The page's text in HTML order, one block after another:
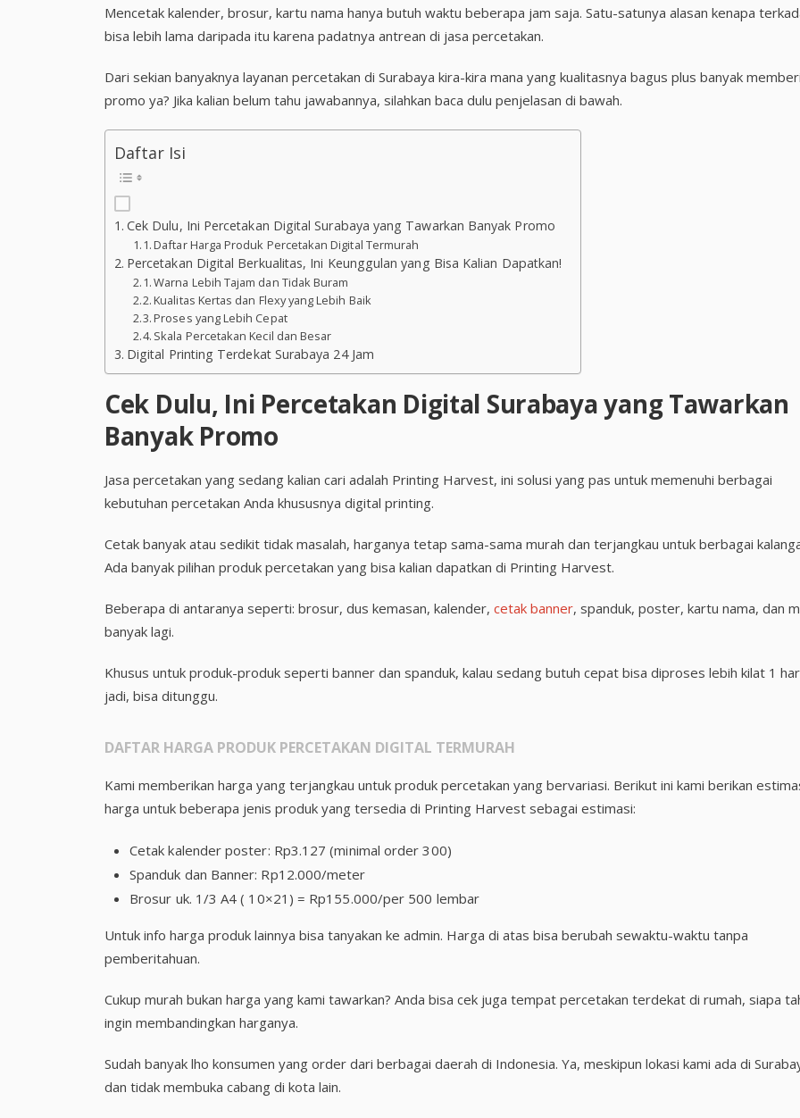
Mencetak kalender, brosur, kartu nama hanya butuh waktu beberapa jam saja. Satu-satunya alasan kenapa
bisa lebih lama daripada itu karena padatnya antrean di jasa percetakan.
Dari sekian banyaknya layanan percetakan di Surabaya kira-kira mana yang kualitasnya bagus plus banyak
promo ya? Jika kalian belum tahu jawabannya, silahkan baca dulu penjelasan di bawah.
Daftar Isi
Cek Dulu, Ini Percetakan Digital Surabaya yang Tawarkan Banyak Promo
Daftar Harga Produk Percetakan Digital Termurah
Percetakan Digital Berkualitas, Ini Keunggulan yang Bisa Kalian Dapatkan!
Warna Lebih Tajam dan Tidak Buram
Kualitas Kertas dan Flexy yang Lebih Baik
Proses yang Lebih Cepat
Skala Percetakan Kecil dan Besar
Digital Printing Terdekat Surabaya 24 Jam
Cek Dulu, Ini Percetakan Digital Surabaya yang Tawarkan
Banyak Promo
Jasa percetakan yang sedang kalian cari adalah Printing Harvest, ini solusi yang pas untuk memenuhi berbagai
kebutuhan percetakan Anda khususnya digital printing.
Cetak banyak atau sedikit tidak masalah, harganya tetap sama-sama murah dan terjangkau untuk berbagai
Ada banyak pilihan produk percetakan yang bisa kalian dapatkan di Printing Harvest.
Beberapa di antaranya seperti: brosur, dus kemasan, kalender, cetak banner, spanduk, poster, kartu nama, dan
banyak lagi.
Khusus untuk produk-produk seperti banner dan spanduk, kalau sedang butuh cepat bisa diproses lebih kilat 1
jadi, bisa ditunggu.
DAFTAR HARGA PRODUK PERCETAKAN DIGITAL TERMURAH
Kami memberikan harga yang terjangkau untuk produk percetakan yang bervariasi. Berikut ini kami berikan
harga untuk beberapa jenis produk yang tersedia di Printing Harvest sebagai estimasi:
Cetak kalender poster: Rp3.127 (minimal order 300)
Spanduk dan Banner: Rp12.000/meter
Brosur uk. 1/3 A4 ( 10×21) = Rp155.000/per 500 lembar
Untuk info harga produk lainnya bisa tanyakan ke admin. Harga di atas bisa berubah sewaktu-waktu tanpa
pemberitahuan.
Cukup murah bukan harga yang kami tawarkan? Anda bisa cek juga tempat percetakan terdekat di rumah, siapa
ingin membandingkan harganya.
Sudah banyak lho konsumen yang order dari berbagai daerah di Indonesia. Ya, meskipun lokasi kami ada di
dan tidak membuka cabang di kota lain.